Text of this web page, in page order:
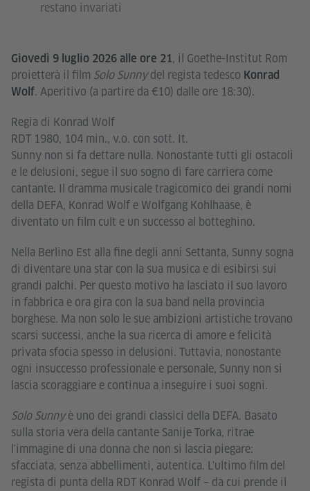
Giovedì 9 luglio 2026 alle ore 21, il Goethe-Institut Rom
proietterà il film Solo Sunnydel regista tedesco Konrad
Wolf. Aperitivo (a partire da €10) dalle ore 18:30).
Regia di Konrad Wolf
RDT 1980, 104 min., v.o. con sott. It.
Sunny non si fa dettare nulla. Nonostante tutti gli ostacoli
e le delusioni, segue il suo sogno di fare carriera come
cantante. Il dramma musicale tragicomico dei grandi nomi
della DEFA, Konrad Wolf e Wolfgang Kohlhaase, è
diventato un film cult e un successo al botteghino.
Nella Berlino Est alla fine degli anni Settanta, Sunny sogna
di diventare una star con la sua musica e di esibirsi sui
grandi palchi. Per questo motivo ha lasciato il suo lavoro
in fabbrica e ora gira con la sua band nella provincia
borghese. Ma non solo le sue ambizioni artistiche trovano
scarsi successi, anche la sua ricerca di amore e felicità
privata sfocia spesso in delusioni. Tuttavia, nonostante
ogni insuccesso professionale e personale, Sunny non si
lascia scoraggiare e continua a inseguire i suoi sogni.
Solo Sunnyè uno dei grandi classici della DEFA. Basato
sulla storia vera della cantante Sanije Torka, ritrae
l'immagine di una donna che non si lascia piegare:
sfacciata, senza abbellimenti, autentica. L'ultimo film del
regista di punta della RDT Konrad Wolf – da cui prende il
restano invariati